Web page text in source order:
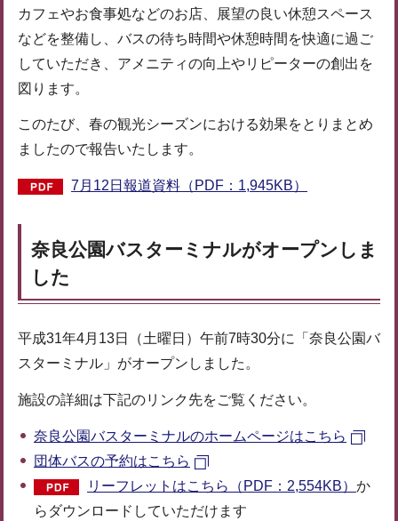
カフェやお食事処などのお店、展望の良い休憩スペース
などを整備し、バスの待ち時間や休憩時間を快適に過ご
していただき、アメニティの向上やリピーターの創出を
図ります。
このたび、春の観光シーズンにおける効果をとりまとめ
ましたので報告いたします。
7月12日報道資料（PDF：1,945KB）
奈良公園バスターミナルがオープンしま
した
平成31年4月13日（土曜日）午前7時30分に「奈良公園バ
スターミナル」がオープンしました。
施設の詳細は下記のリンク先をご覧ください。
奈良公園バスターミナルのホームページはこちら
団体バスの予約はこちら
リーフレットはこちら（PDF：2,554KB） か
らダウンロードしていただけます